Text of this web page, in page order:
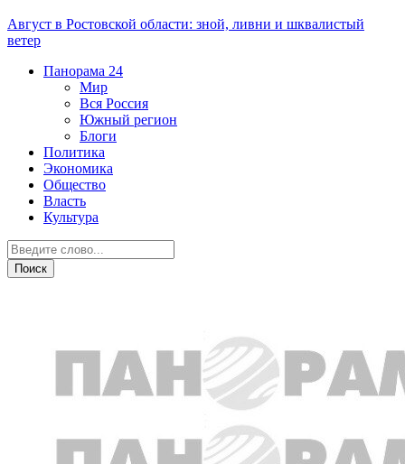
Август в Ростовской области: зной, ливни и шквалистый
ветер
Панорама 24
Мир
Вся Россия
Южный регион
Блоги
Политика
Экономика
Общество
Власть
Культура